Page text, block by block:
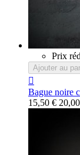
Prix
Ajouter au

Bague noire
15,50 €